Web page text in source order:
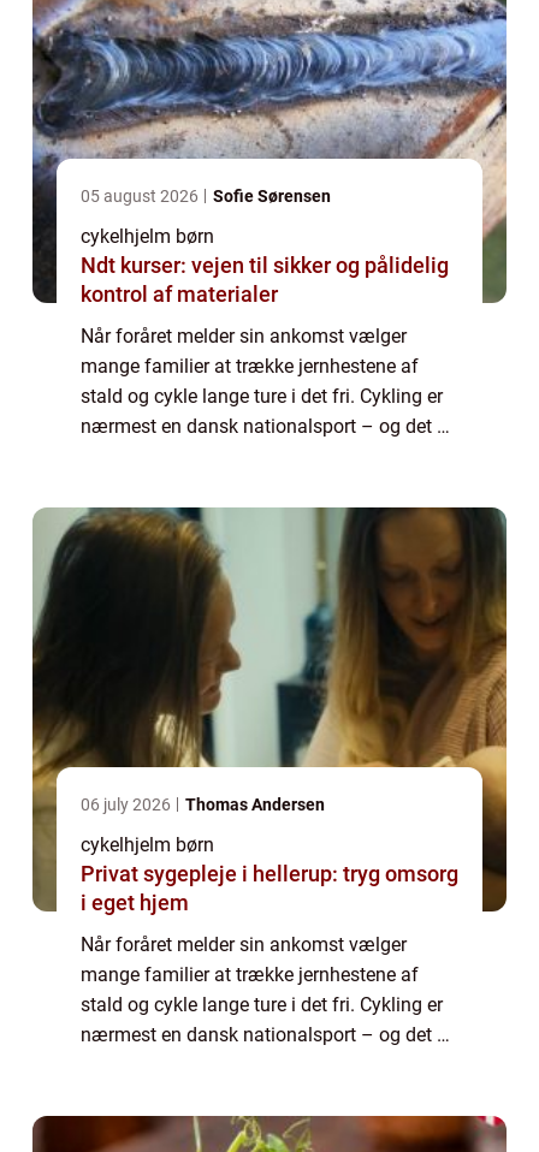
05 august 2026 Sofie Sørensen
cykelhjelm børn
Ndt kurser: vejen til sikker og pålidelig
kontrol af materialer
Når foråret melder sin ankomst vælger
mange familier at trække jernhestene af
stald og cykle lange ture i det fri. Cykling er
nærmest en dansk nationalsport – og det er
06 july 2026 Thomas Andersen
cykelhjelm børn
Privat sygepleje i hellerup: tryg omsorg
i eget hjem
Når foråret melder sin ankomst vælger
mange familier at trække jernhestene af
stald og cykle lange ture i det fri. Cykling er
nærmest en dansk nationalsport – og det er